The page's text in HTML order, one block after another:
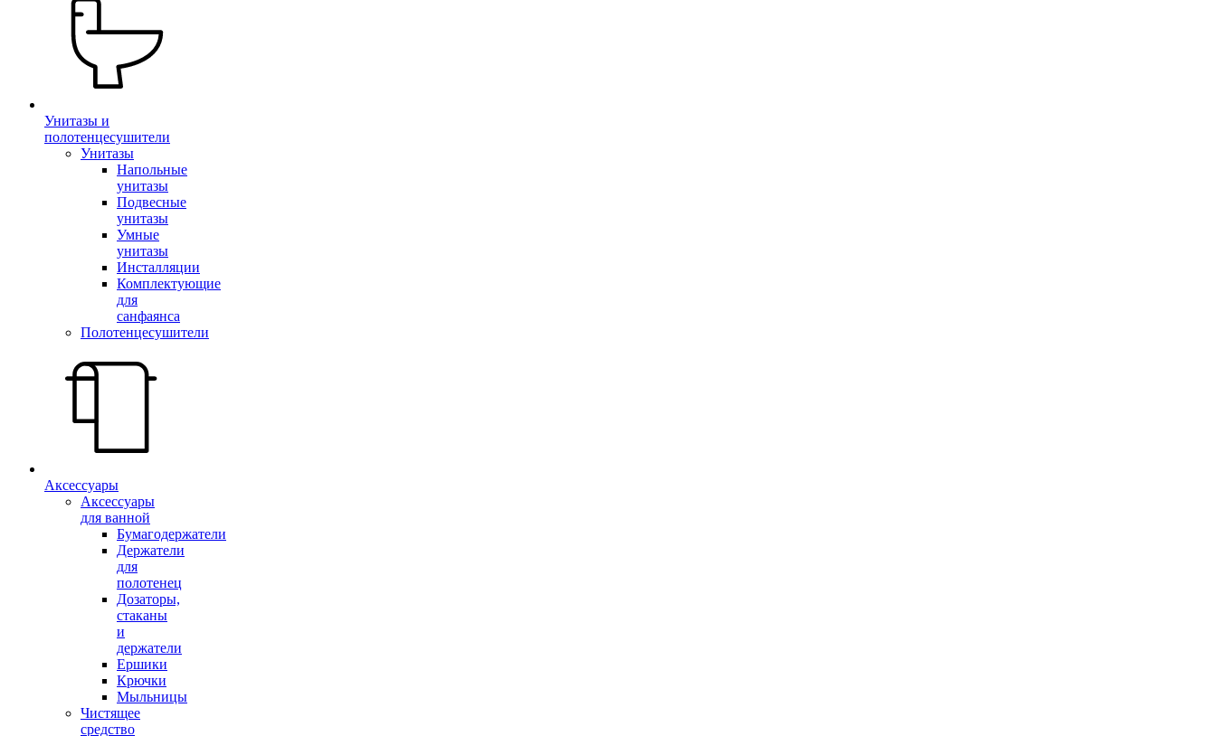
Унитазы и
полотенцесушители
Унитазы
Напольные
унитазы
Подвесные
унитазы
Умные
унитазы
Инсталляции
Комплектующие
для
санфаянса
Полотенцесушители
Аксессуары
Аксессуары
для ванной
Бумагодержатели
Держатели
для
полотенец
Дозаторы,
стаканы
и
держатели
Ершики
Крючки
Мыльницы
Чистящее
средство